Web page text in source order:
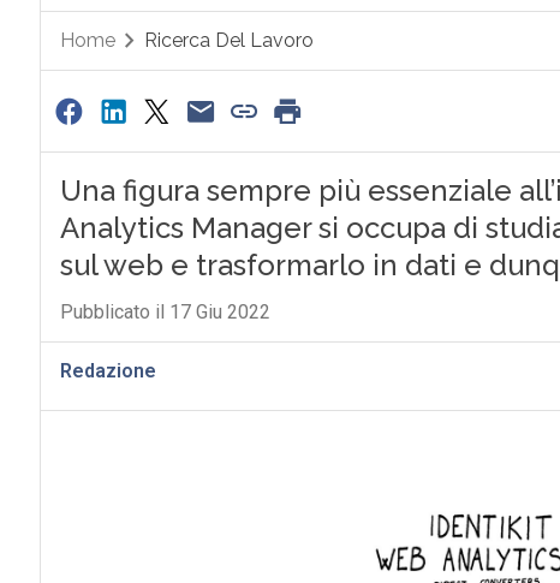
Home Ricerca Del Lavoro
Una figura sempre più essenziale
Analytics Manager si occupa di
sul web e trasformarlo in dati e
Pubblicato il 17 Giu 2022
Redazione